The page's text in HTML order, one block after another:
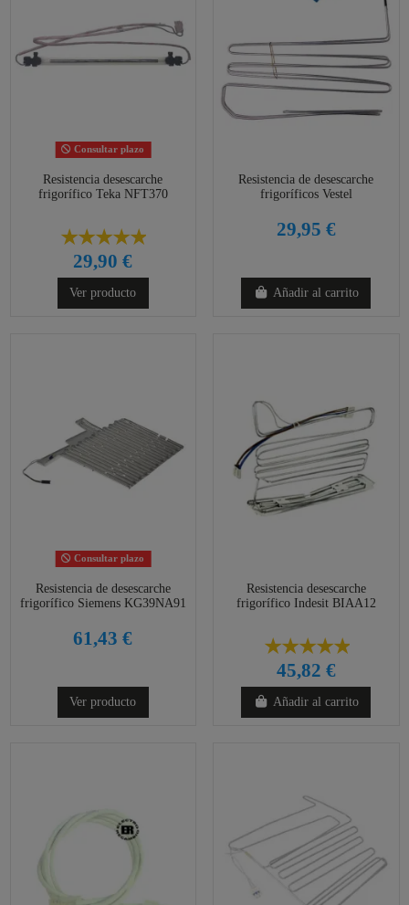
Consultar plazo
Resistencia desescarche
frigorífico Teka NFT370
29,90 €
Ver producto
Resistencia de desescarche
frigoríficos Vestel
29,95 €
Añadir al carrito
Consultar plazo
Resistencia de desescarche
frigorífico Siemens KG39NA91
61,43 €
Ver producto
Resistencia desescarche
frigorífico Indesit BIAA12
45,82 €
Añadir al carrito